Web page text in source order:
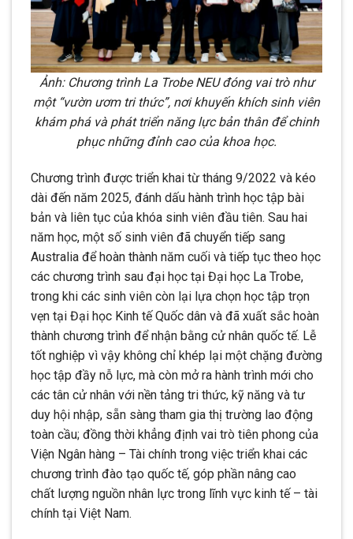
Ảnh: Chương trình La Trobe NEU đóng vai trò như
một “vườn ươm tri thức”, nơi khuyến khích sinh viên
khám phá và phát triển năng lực bản thân để chinh
phục những đỉnh cao của khoa học.
Chương trình được triển khai từ tháng 9/2022 và kéo
dài đến năm 2025, đánh dấu hành trình học tập bài
bản và liên tục của khóa sinh viên đầu tiên. Sau hai
năm học, một số sinh viên đã chuyển tiếp sang
Australia để hoàn thành năm cuối và tiếp tục theo học
các chương trình sau đại học tại Đại học La Trobe,
trong khi các sinh viên còn lại lựa chọn học tập trọn
vẹn tại Đại học Kinh tế Quốc dân và đã xuất sắc hoàn
thành chương trình để nhận bằng cử nhân quốc tế. Lễ
tốt nghiệp vì vậy không chỉ khép lại một chặng đường
học tập đầy nỗ lực, mà còn mở ra hành trình mới cho
các tân cử nhân với nền tảng tri thức, kỹ năng và tư
duy hội nhập, sẵn sàng tham gia thị trường lao động
toàn cầu; đồng thời khẳng định vai trò tiên phong của
Viện Ngân hàng – Tài chính trong việc triển khai các
chương trình đào tạo quốc tế, góp phần nâng cao
chất lượng nguồn nhân lực trong lĩnh vực kinh tế – tài
chính tại Việt Nam.